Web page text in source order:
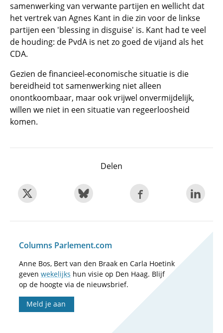
samenwerking van verwante partijen en wellicht dat
het vertrek van Agnes Kant in die zin voor de linkse
partijen een 'blessing in disguise' is. Kant had te veel
de houding: de PvdA is net zo goed de vijand als het
CDA.
Gezien de financieel-economische situatie is die
bereidheid tot samenwerking niet alleen
onontkoombaar, maar ook vrijwel onvermijdelijk,
willen we niet in een situatie van regeerloosheid
komen.
Delen
Columns Parlement.com
Anne Bos, Bert van den Braak en Carla Hoetink
geven wekelijks hun visie op Den Haag. Blijf
op de hoogte via de nieuwsbrief.
Meld je aan